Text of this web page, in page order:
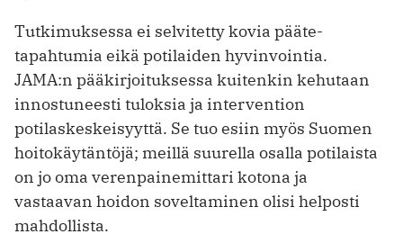
Tutkimuksessa ei selvitetty kovia pääte­
tapahtumia eikä potilaiden hyvinvointia.
JAMA:n pääkirjoituksessa kuitenkin kehutaan
innostuneesti tuloksia ja intervention
potilaskeskeisyyttä. Se tuo esiin myös Suomen
hoitokäytäntöjä; meillä suurella osalla potilaista
on jo oma veren­painemittari kotona ja
vastaavan hoidon soveltaminen olisi helposti
mahdollista.